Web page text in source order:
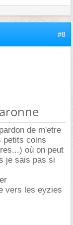
#8
de m'etre
petits coins
où on peut
je sais pas si
vers les eyzies